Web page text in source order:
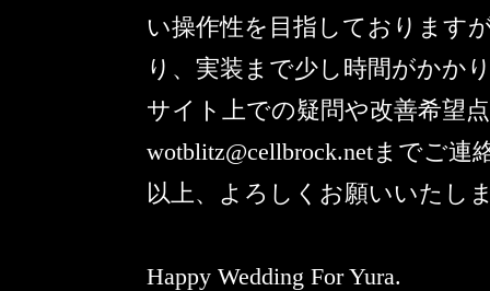
い操作性を目指しております
り、実装まで少し時間がかか
サイト上での疑問や改善希望
wotblitz@cellbrock.netまでご連
以上、よろしくお願いいたし
Happy Wedding For Yura.